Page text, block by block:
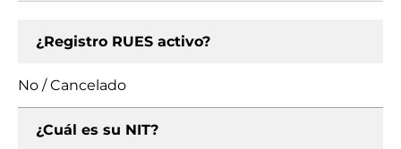
¿Registro RUES activo?
No / Cancelado
¿Cuál es su NIT?